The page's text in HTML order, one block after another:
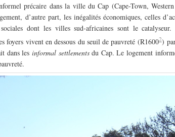
précaire dans la ville du Cap (Cape-Town,
d’autre part, les inégalités économiques, celles
sociales dont les villes sud-africaines sont le
foyers vivent en dessous du seuil de pauvreté (R16002)
dans les informal settlementsdu Cap. Le logement